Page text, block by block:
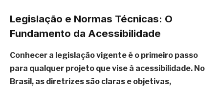
Legislação e Normas Técnicas: O
Fundamento da Acessibilidade
Conhecer a legislaçãovigente é o primeiro passo
para qualquer projeto que vise à acessibilidade. No
Brasil, as diretrizes são claras e objetivas,